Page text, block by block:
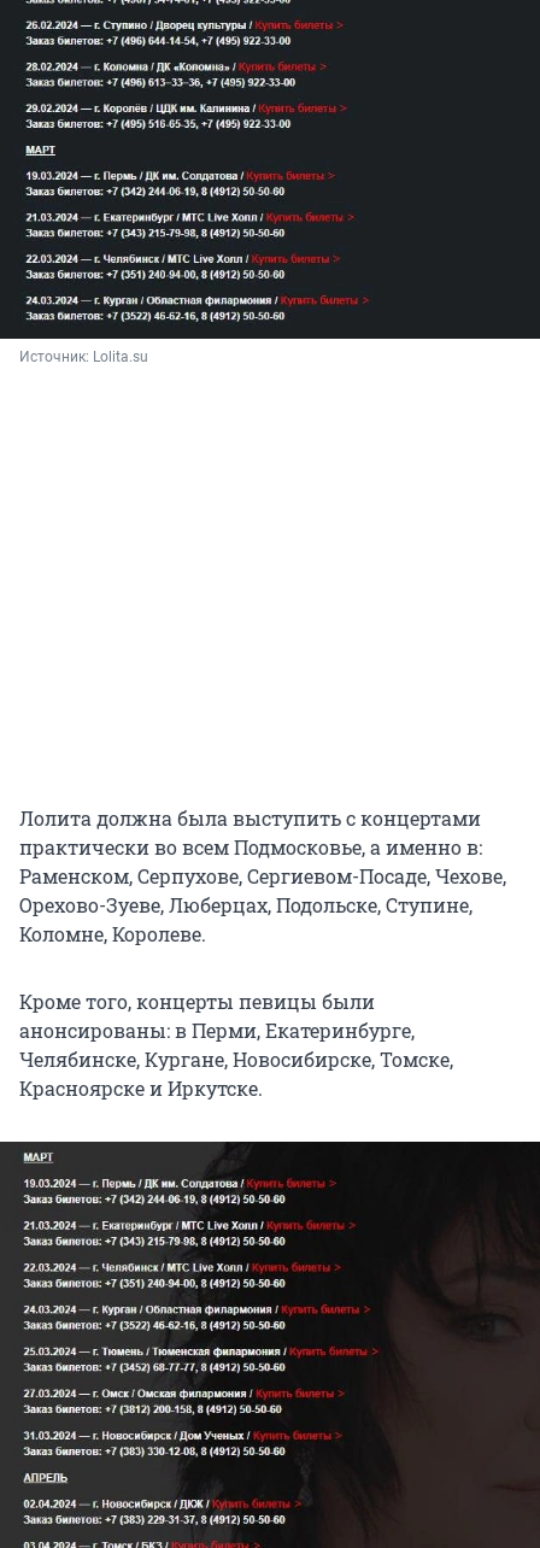
Источник: Lolita.su
Лолита должна была выступить с концертами
практически во всем Подмосковье, а именно в:
Раменском, Серпухове, Сергиевом-Посаде, Чехове,
Орехово-Зуеве, Люберцах, Подольске, Ступине,
Коломне, Королеве.
Кроме того, концерты певицы были
анонсированы: в Перми, Екатеринбурге,
Челябинске, Кургане, Новосибирске, Томске,
Красноярске и Иркутске.